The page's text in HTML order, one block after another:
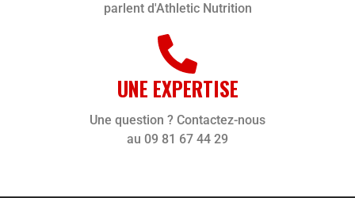
parlent d'Athletic Nutrition
UNE EXPERTISE
Une question ? Contactez-nous
au 09 81 67 44 29